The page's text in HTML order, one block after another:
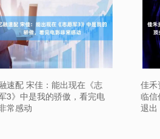
速配 宋佳：能出现在《志
3》中是我的骄傲，看完电
常感动
佳禾
临信
退出